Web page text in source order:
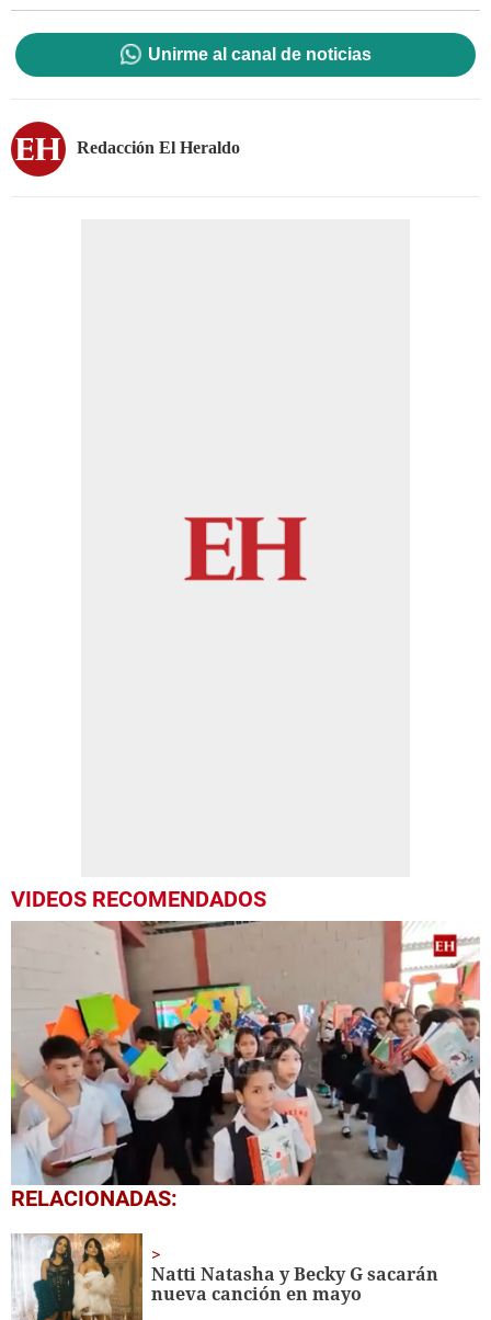
Unirme al canal de noticias
Redacción El Heraldo
VIDEOS RECOMENDADOS
0
seconds
1
minute,
56
seconds
RELACIONADAS:
Natti Natasha y Becky G sacarán
nueva canción en mayo